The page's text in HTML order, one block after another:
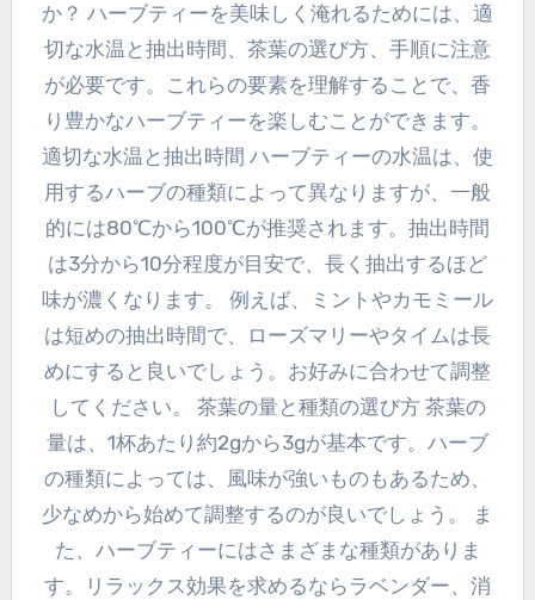
か？ ハーブティーを美味しく淹れるためには、適
切な水温と抽出時間、茶葉の選び方、手順に注意
が必要です。これらの要素を理解することで、香
り豊かなハーブティーを楽しむことができます。
適切な水温と抽出時間 ハーブティーの水温は、使
用するハーブの種類によって異なりますが、一般
的には80℃から100℃が推奨されます。抽出時間
は3分から10分程度が目安で、長く抽出するほど
味が濃くなります。 例えば、ミントやカモミール
は短めの抽出時間で、ローズマリーやタイムは長
めにすると良いでしょう。お好みに合わせて調整
してください。 茶葉の量と種類の選び方 茶葉の
量は、1杯あたり約2gから3gが基本です。ハーブ
の種類によっては、風味が強いものもあるため、
少なめから始めて調整するのが良いでしょう。 ま
た、ハーブティーにはさまざまな種類がありま
す。リラックス効果を求めるならラベンダー、消